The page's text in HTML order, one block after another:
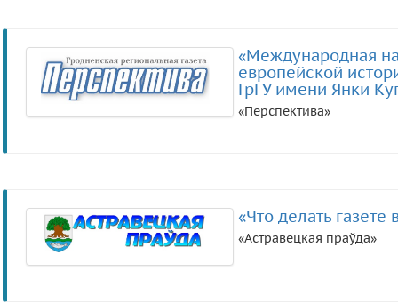
«Международная
европейской
ГрГУ имени Янки
«Перспектива»
«Что делать газете
«Астравецкая праўда»